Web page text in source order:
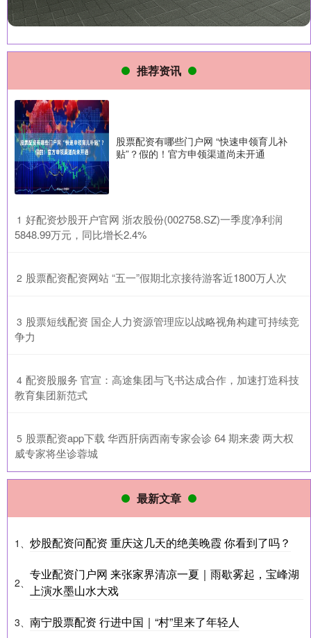
推荐资讯
股票配资有哪些门户网 “快速申领育儿补
贴”？假的！官方申领渠道尚未开通
1 ​好配资炒股开户官网 浙农股份(002758.SZ)一季度净利润
5848.99万元，同比增长2.4%
2 ​股票配资配资网站 “五一”假期北京接待游客近1800万人次
3 ​股票短线配资 国企人力资源管理应以战略视角构建可持续竞
争力
4 ​配资股服务 官宣：高途集团与飞书达成合作，加速打造科技
教育集团新范式
5 ​股票配资app下载 华西肝病西南专家会诊 64 期来袭 两大权
威专家将坐诊蓉城
最新文章
1、 炒股配资问配资 重庆这几天的绝美晚霞 你看到了吗？
2、
专业配资门户网 来张家界清凉一夏｜雨歇雾起，宝峰湖
上演水墨山水大戏
3、 南宁股票配资 行进中国｜“村”里来了年轻人